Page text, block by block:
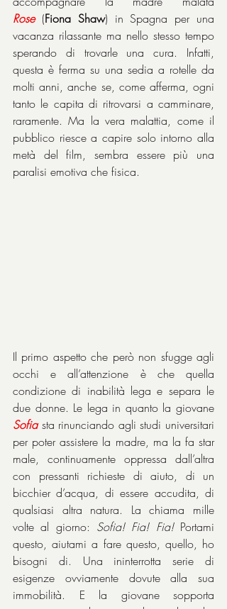
Rose (Fiona Shaw) in Spagna per una
vacanza rilassante ma nello stesso tempo
sperando di trovarle una cura. Infatti,
questa è ferma su una sedia a rotelle da
molti anni, anche se, come afferma, ogni
tanto le capita di ritrovarsi a camminare,
raramente. Ma la vera malattia, come il
pubblico riesce a capire solo intorno alla
metà del film, sembra essere più una
paralisi emotiva che fisica.
Il primo aspetto che però non sfugge agli
occhi e all’attenzione è che quella
condizione di inabilità lega e separa le
Sofia sta rinunciando agli studi universitari
per poter assistere la madre, ma la fa star
male, continuamente oppressa dall’altra
con pressanti richieste di aiuto, di un
bicchier d’acqua, di essere accudita, di
qualsiasi altra natura. La chiama mille
volte al giorno: Sofia! Fia! Fia! Portami
questo, aiutami a fare questo, quello, ho
bisogni di. Una ininterrotta serie di
esigenze ovviamente dovute alla sua
immobilità. E la giovane sopporta